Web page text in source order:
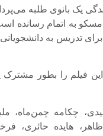
یک بانوی طلبه
به اتمام رسانده
تدریس به
فیلم را بطور مشترک
چکامه چمن‌ماه،
هایده حائری،